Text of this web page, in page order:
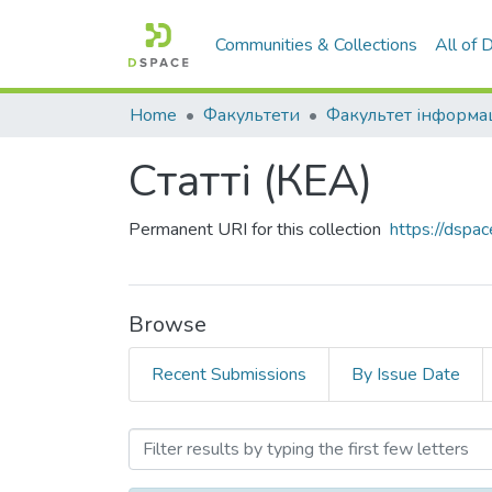
Communities & Collections All of
Home Факультети
Статті (КЕА)
Permanent URI for this collection https://
Browse
Recent Submissions By Issue Date
Browsing Статті (КЕА) by